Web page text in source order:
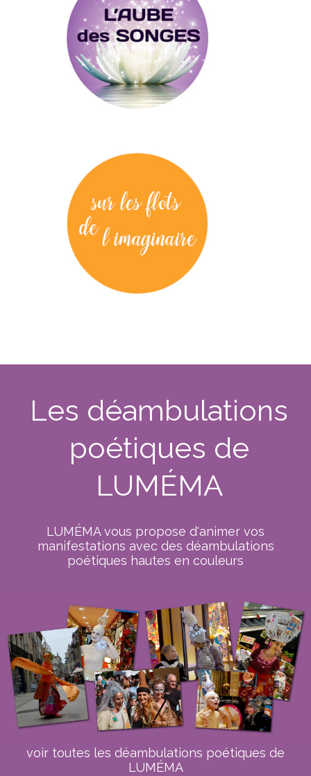
Les déambulations
poétiques de
LUMÉMA
LUMÉMA vous propose d'animer vos
manifestations avec des déambulations
poétiques hautes en couleurs
voir toutes les déambulations poétiques de
LUMÉMA